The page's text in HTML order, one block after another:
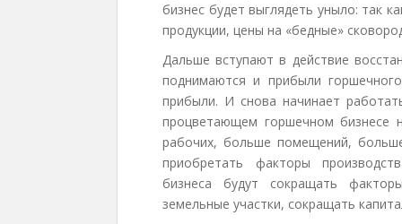
бизнес будет выглядеть уныло: так
продукции, цены на «бедные»
Дальше вступают в действие
поднимаются и прибыли
прибыли. И снова начинает
процветающем горшечном бизнесе
рабочих, больше помещений,
приобретать факторы
бизнеса будут сокращать
земельные участки, сокращать